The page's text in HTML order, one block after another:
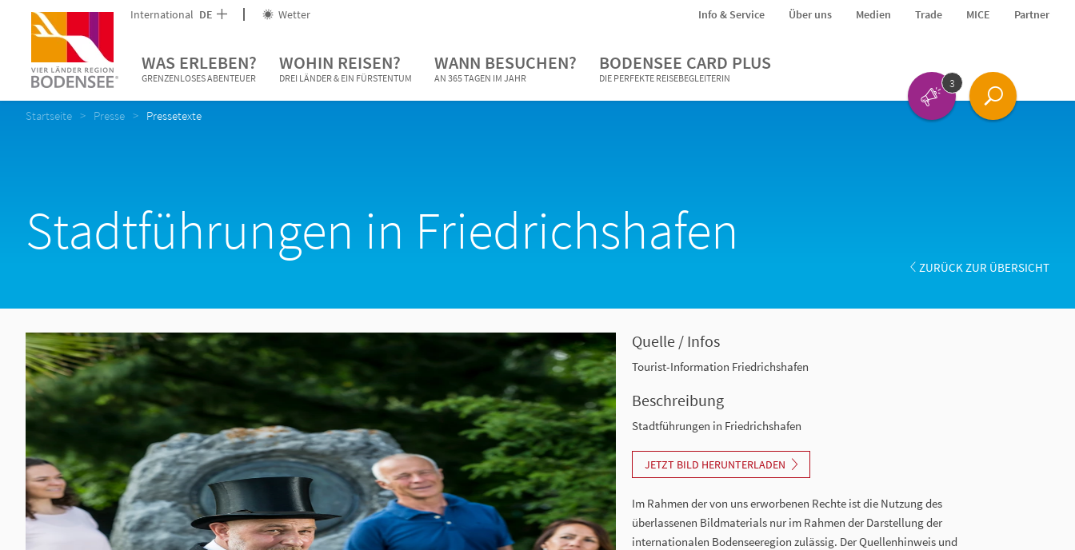
International DE Wetter Info & Service Über uns Medien Trade MICE Partner
WAS ERLEBEN?
GRENZENLOSES ABENTEUER
WOHIN REISEN?
DREI LÄNDER & EIN FÜRSTENTUM
WANN BESUCHEN?
AN 365 TAGEN IM JAHR
BODENSEE CARD PLUS
DIE PERFEKTE REISEBEGLEITERIN 3
Startseite Presse Pressetexte
Stadtführungen in Friedrichshafen
ZURÜCK ZUR ÜBERSICHT
Quelle / Infos
Tourist-Information Friedrichshafen
Beschreibung
Stadtführungen in Friedrichshafen
JETZT BILD HERUNTERLADEN
Im Rahmen der von uns erworbenen Rechte ist die Nutzung des
überlassenen Bildmaterials nur im Rahmen der Darstellung der
internationalen Bodenseeregion zulässig. Der Quellenhinweis und